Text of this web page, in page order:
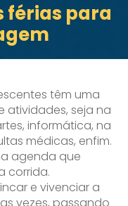
férias para
têm uma
atividades, seja na
informática, na
médicas, enfim.
agenda que
corrida.
e vivenciar a